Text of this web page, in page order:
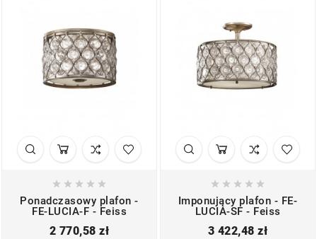
    
Ponadczasowy plafon -
FE-LUCIA-F - Feiss
2 770,58 złCena
    
Imponujący plafon - FE-
LUCIA-SF - Feiss
3 422,48 złCena